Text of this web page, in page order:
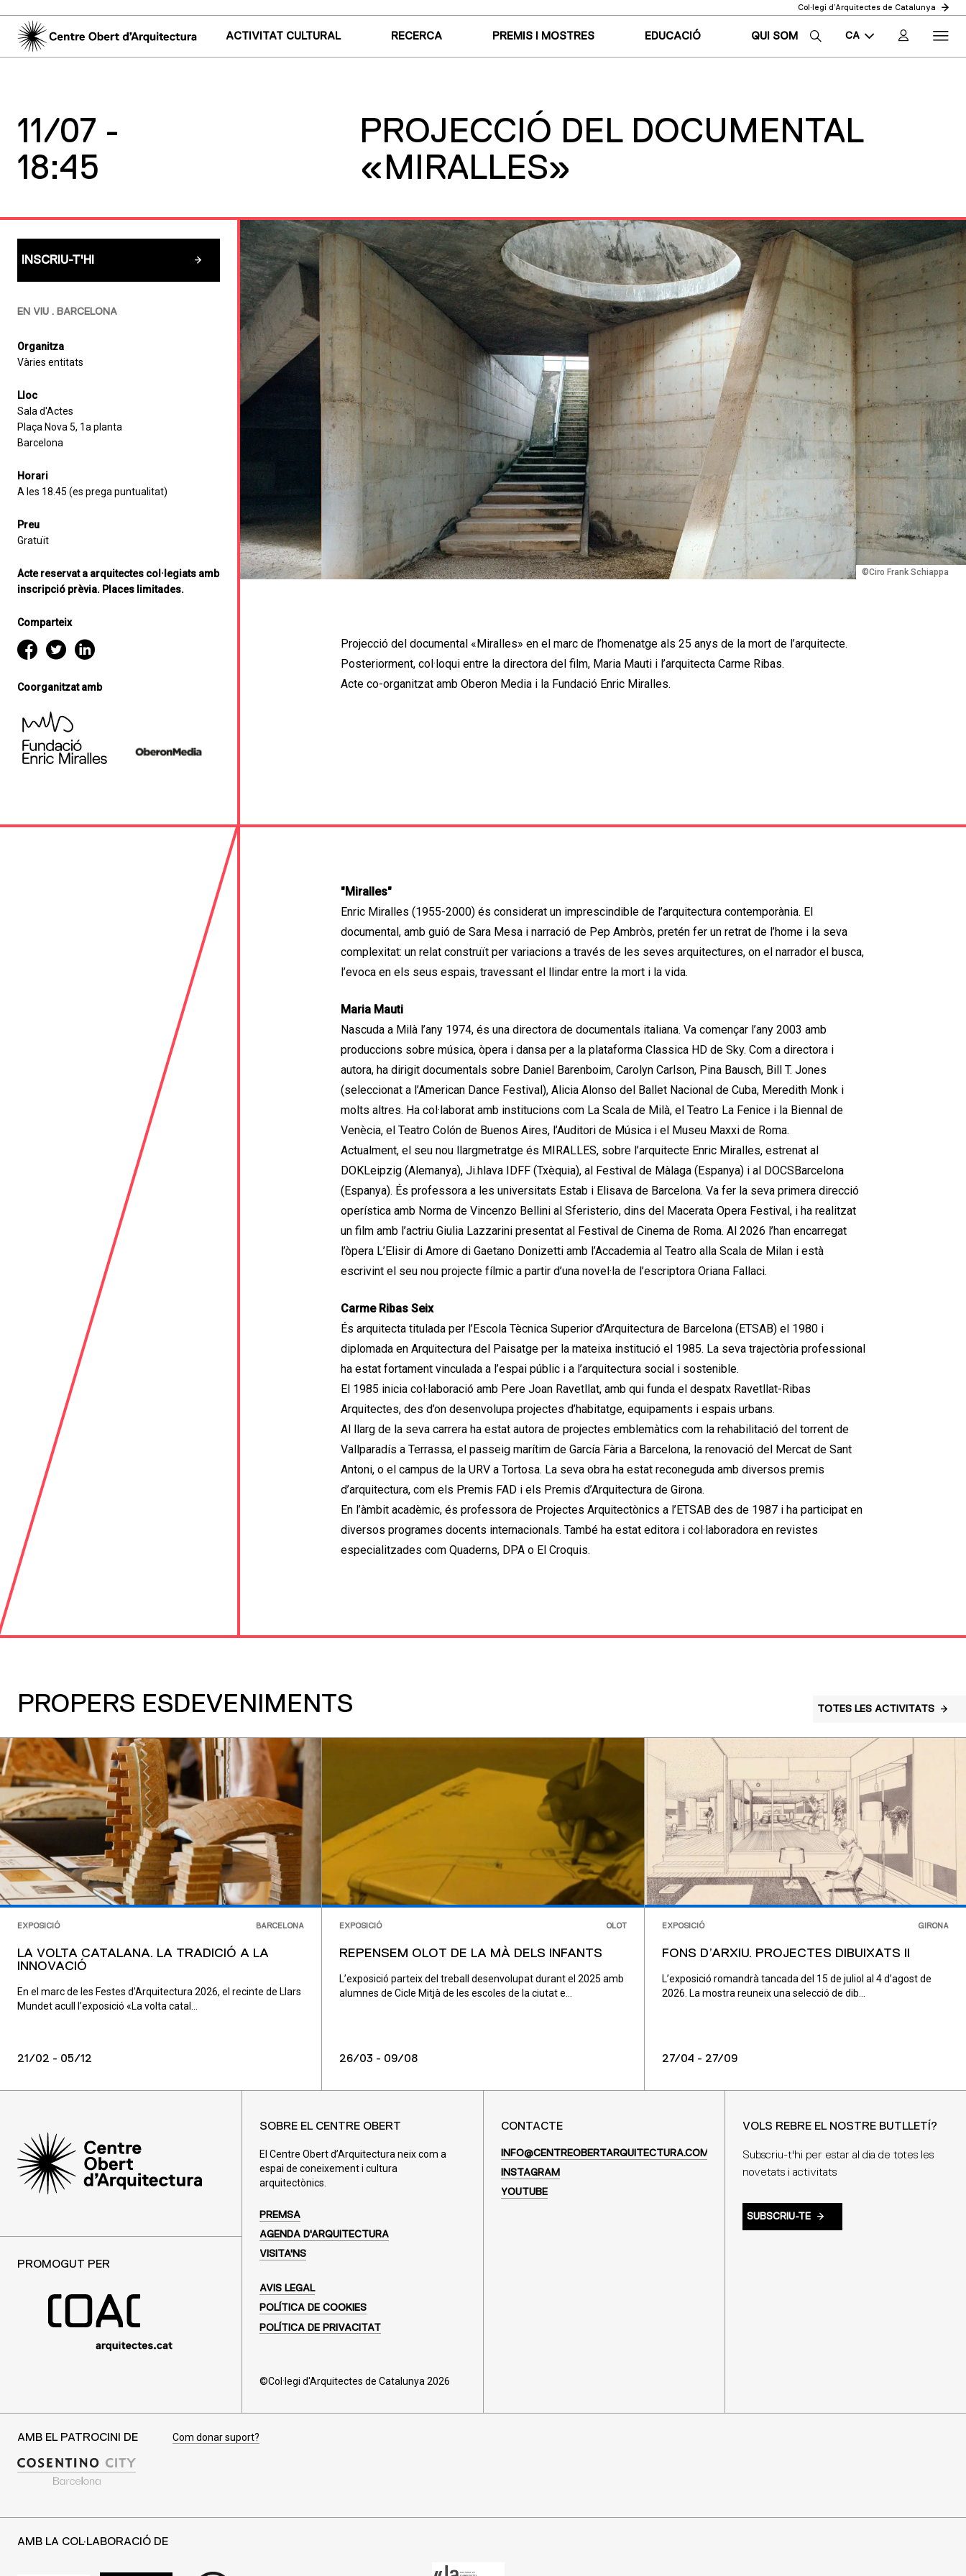
Col·legi d’Arquitectes de Catalunya
ACTIVITAT CULTURAL RECERCA PREMIS I MOSTRES EDUCACIÓ QUI SOM
CA
ES
11/07 -
18:45
PROJECCIÓ DEL DOCUMENTAL
«MIRALLES»
INSCRIU-T'HI
EN VIU . BARCELONA
Organitza
Vàries entitats
Lloc
Sala d'Actes
Plaça Nova 5, 1a planta
Barcelona
Horari
A les 18.45 (es prega puntualitat)
Preu
Gratuït
Acte reservat a arquitectes col·legiats amb
inscripció prèvia. Places limitades.
Comparteix
Coorganitzat amb
©Ciro Frank Schiappa
Projecció del documental «Miralles» en el marc de l’homenatge als 25 anys de la mort de l’arquitecte.
Posteriorment, col·loqui entre la directora del film, Maria Mauti i l’arquitecta Carme Ribas.
Acte co-organitzat amb Oberon Media i la Fundació Enric Miralles.
"Miralles"
Enric Miralles (1955-2000) és considerat un imprescindible de l’arquitectura contemporània. El
documental, amb guió de Sara Mesa i narració de Pep Ambròs, pretén fer un retrat de l’home i la seva
complexitat: un relat construït per variacions a través de les seves arquitectures, on el narrador el busca,
l’evoca en els seus espais, travessant el llindar entre la mort i la vida.
Maria Mauti
Nascuda a Milà l’any 1974, és una directora de documentals italiana. Va començar l’any 2003 amb
produccions sobre música, òpera i dansa per a la plataforma Classica HD de Sky. Com a directora i
autora, ha dirigit documentals sobre Daniel Barenboim, Carolyn Carlson, Pina Bausch, Bill T. Jones
(seleccionat a l’American Dance Festival), Alicia Alonso del Ballet Nacional de Cuba, Meredith Monk i
molts altres. Ha col·laborat amb institucions com La Scala de Milà, el Teatro La Fenice i la Biennal de
Venècia, el Teatro Colón de Buenos Aires, l’Auditori de Música i el Museu Maxxi de Roma.
Actualment, el seu nou llargmetratge és MIRALLES, sobre l’arquitecte Enric Miralles, estrenat al
DOKLeipzig (Alemanya), Ji.hlava IDFF (Txèquia), al Festival de Màlaga (Espanya) i al DOCSBarcelona
(Espanya). És professora a les universitats Estab i Elisava de Barcelona. Va fer la seva primera direcció
operística amb Norma de Vincenzo Bellini al Sferisterio, dins del Macerata Opera Festival, i ha realitzat
un film amb l’actriu Giulia Lazzarini presentat al Festival de Cinema de Roma. Al 2026 l’han encarregat
l’òpera L’Elisir di Amore di Gaetano Donizetti amb l’Accademia al Teatro alla Scala de Milan i està
escrivint el seu nou projecte fílmic a partir d’una novel·la de l’escriptora Oriana Fallaci.
Carme Ribas Seix
És arquitecta titulada per l’Escola Tècnica Superior d’Arquitectura de Barcelona (ETSAB) el 1980 i
diplomada en Arquitectura del Paisatge per la mateixa institució el 1985. La seva trajectòria professional
ha estat fortament vinculada a l’espai públic i a l’arquitectura social i sostenible.
El 1985 inicia col·laboració amb Pere Joan Ravetllat, amb qui funda el despatx Ravetllat-Ribas
Arquitectes, des d’on desenvolupa projectes d’habitatge, equipaments i espais urbans.
Al llarg de la seva carrera ha estat autora de projectes emblemàtics com la rehabilitació del torrent de
Vallparadís a Terrassa, el passeig marítim de García Fària a Barcelona, la renovació del Mercat de Sant
Antoni, o el campus de la URV a Tortosa. La seva obra ha estat reconeguda amb diversos premis
d’arquitectura, com els Premis FAD i els Premis d’Arquitectura de Girona.
En l’àmbit acadèmic, és professora de Projectes Arquitectònics a l’ETSAB des de 1987 i ha participat en
diversos programes docents internacionals. També ha estat editora i col·laboradora en revistes
especialitzades com Quaderns, DPA o El Croquis.
PROPERS ESDEVENIMENTS TOTES LES ACTIVITATS
EXPOSICIÓ BARCELONA
LA VOLTA CATALANA. LA TRADICIÓ A LA
INNOVACIÓ
En el marc de les Festes d’Arquitectura 2026, el recinte de Llars
Mundet acull l’exposició «La volta catal...
21/02 - 05/12
EXPOSICIÓ OLOT
REPENSEM OLOT DE LA MÀ DELS INFANTS
L’exposició parteix del treball desenvolupat durant el 2025 amb
alumnes de Cicle Mitjà de les escoles de la ciutat e...
26/03 - 09/08
EXPOSICIÓ GIRONA
FONS D’ARXIU. PROJECTES DIBUIXATS II
L’exposició romandrà tancada del 15 de juliol al 4 d’agost de
2026. La mostra reuneix una selecció de dib...
27/04 - 27/09
PROMOGUT PER
SOBRE EL CENTRE OBERT
El Centre Obert d’Arquitectura neix com a
espai de coneixement i cultura
arquitectònics.
PREMSA
AGENDA D'ARQUITECTURA
VISITA'NS
AVIS LEGAL
POLÍTICA DE COOKIES
POLÍTICA DE PRIVACITAT
©Col·legi d'Arquitectes de Catalunya 2026
CONTACTE
INFO@CENTREOBERTARQUITECTURA.COM
INSTAGRAM
YOUTUBE
VOLS REBRE EL NOSTRE BUTLLETÍ?
Subscriu-t'hi per estar al dia de totes les
novetats i activitats
SUBSCRIU-TE
AMB EL PATROCINI DE Com donar suport?
AMB LA COL·LABORACIÓ DE